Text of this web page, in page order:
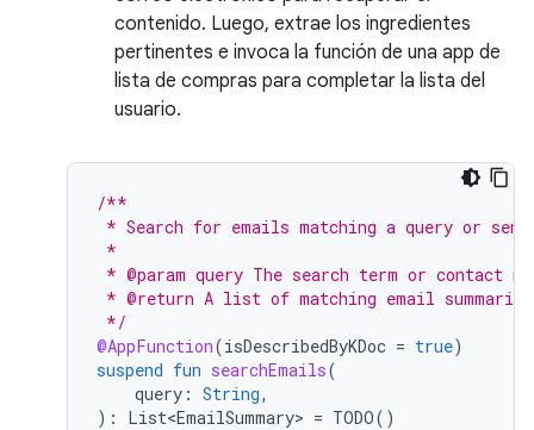
contenido. Luego, extrae los ingredientes
pertinentes e invoca la función de una app de
lista de compras para completar la lista del
usuario.
/**
* Search for emails matching a query or
*
* @param query The search term or
* @return A list of matching email
*/
@AppFunction(isDescribedByKDoc = true)
suspend fun searchEmails(
query : String,
):
List<EmailSummary> = TODO()